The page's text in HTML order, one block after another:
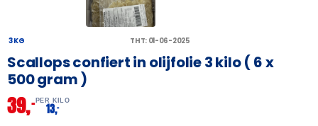
3 KG THT: 01-06-2025
Scallops confiert in olijfolie 3 kilo ( 6 x
500 gram )
39,– PER KILO
13,–